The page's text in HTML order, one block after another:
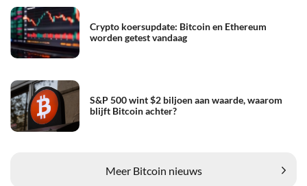
Crypto koersupdate: Bitcoin en Ethereum
worden getest vandaag
S&P 500 wint $2 biljoen aan waarde, waarom
blijft Bitcoin achter?
Meer Bitcoin nieuws